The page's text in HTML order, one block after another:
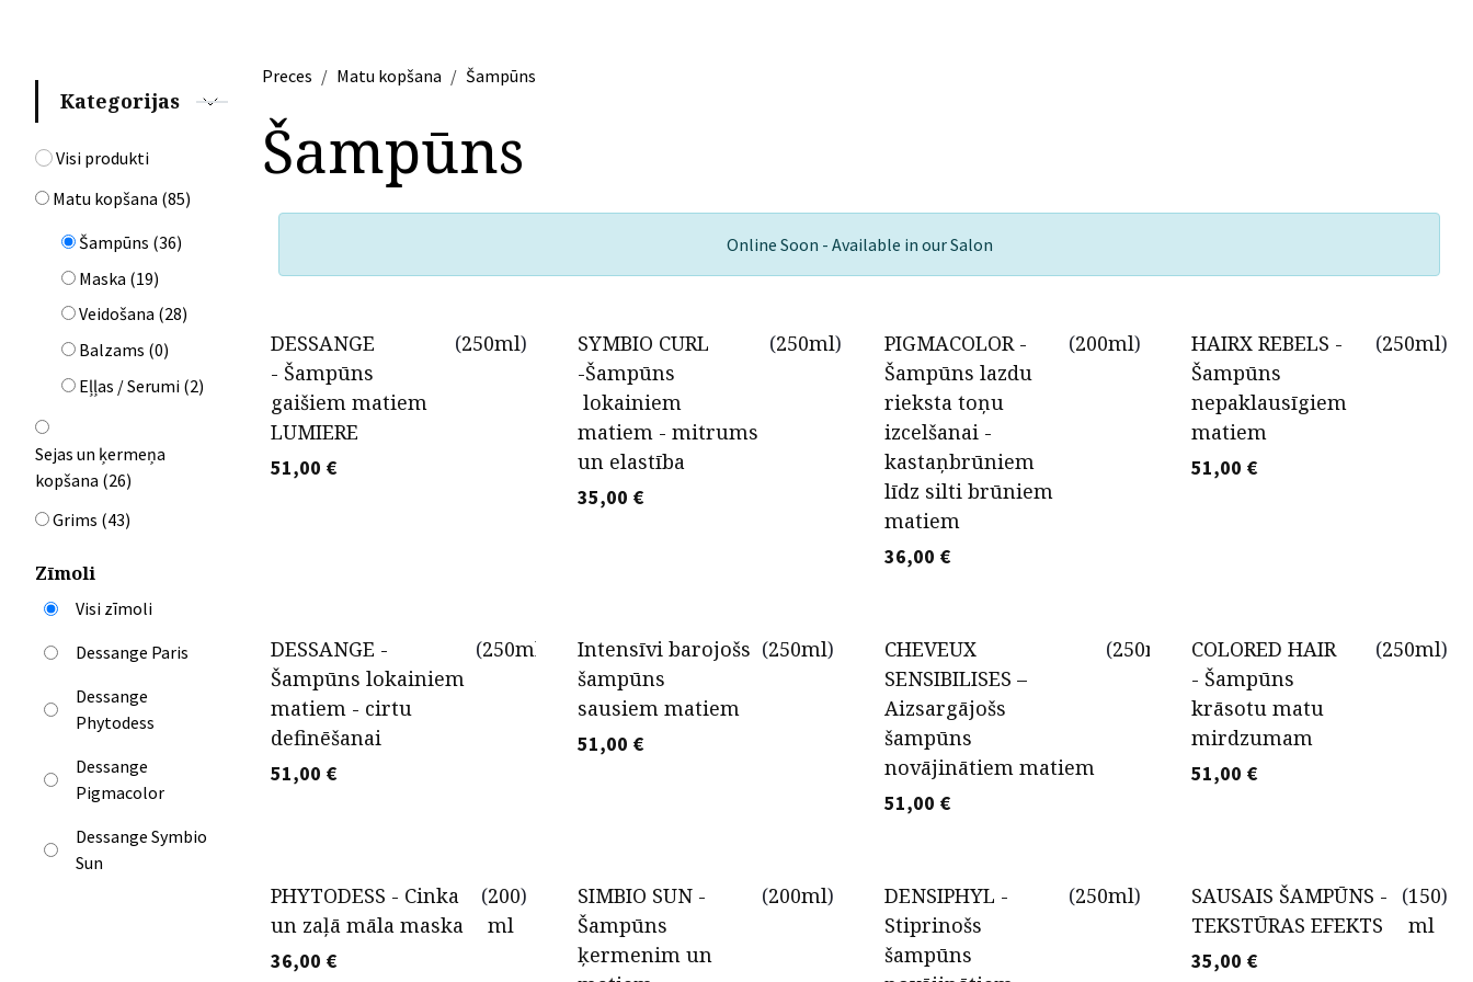
Kategorijas
Visi produkti
Matu kopšana (85)
Šampūns (36)
Maska (19)
Veidošana (28)
Balzams (0)
Eļļas / Serumi (2)
Sejas un ķermeņa
kopšana (26)
Grims (43)
Zīmoli
Visi zīmoli
Dessange Paris
Dessange
Phytodess
Dessange
Pigmacolor
Dessange Symbio
Sun
Preces Matu kopšana Šampūns
Šampūns
Online Soon - Available in our Salon
DESSANGE
- Šampūns
gaišiem matiem
LUMIERE
(250ml)
51,00 €
SYMBIO CURL
-Šampūns
lokainiem
matiem - mitrums
un elastība
(250ml)
35,00 €
PIGMACOLOR -
Šampūns lazdu
rieksta toņu
izcelšanai -
kastaņbrūniem
līdz silti brūniem
matiem
(200ml)
36,00 €
HAIRX REBELS -
Šampūns
nepaklausīgiem
matiem
(250ml)
51,00 €
DESSANGE -
Šampūns lokainiem
matiem - cirtu
definēšanai
(250ml
51,00 €
Intensīvi barojošs
šampūns
sausiem matiem
(250ml)
51,00 €
​CHEVEUX
SENSIBILISES –
Aizsargājošs
šampūns
novājinātiem matiem
(250ml
51,00 €
COLORED HAIR
- Šampūns
krāsotu matu
mirdzumam
(250ml)
51,00 €
PHYTODESS - Cinka
un zaļā māla maska
(200
ml
)
36,00 €
SIMBIO SUN -
Šampūns
ķermenim un
(200ml)
DENSIPHYL -
Stiprinošs
šampūns
(250ml)
SAUSAIS ŠAMPŪNS -
TEKSTŪRAS EFEKTS
(150
ml
)
35,00 €